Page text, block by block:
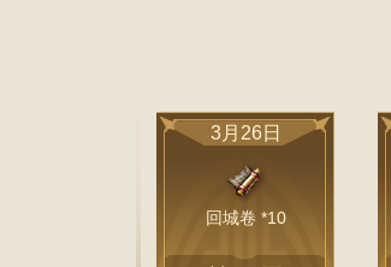
3月26日
回城卷 *10